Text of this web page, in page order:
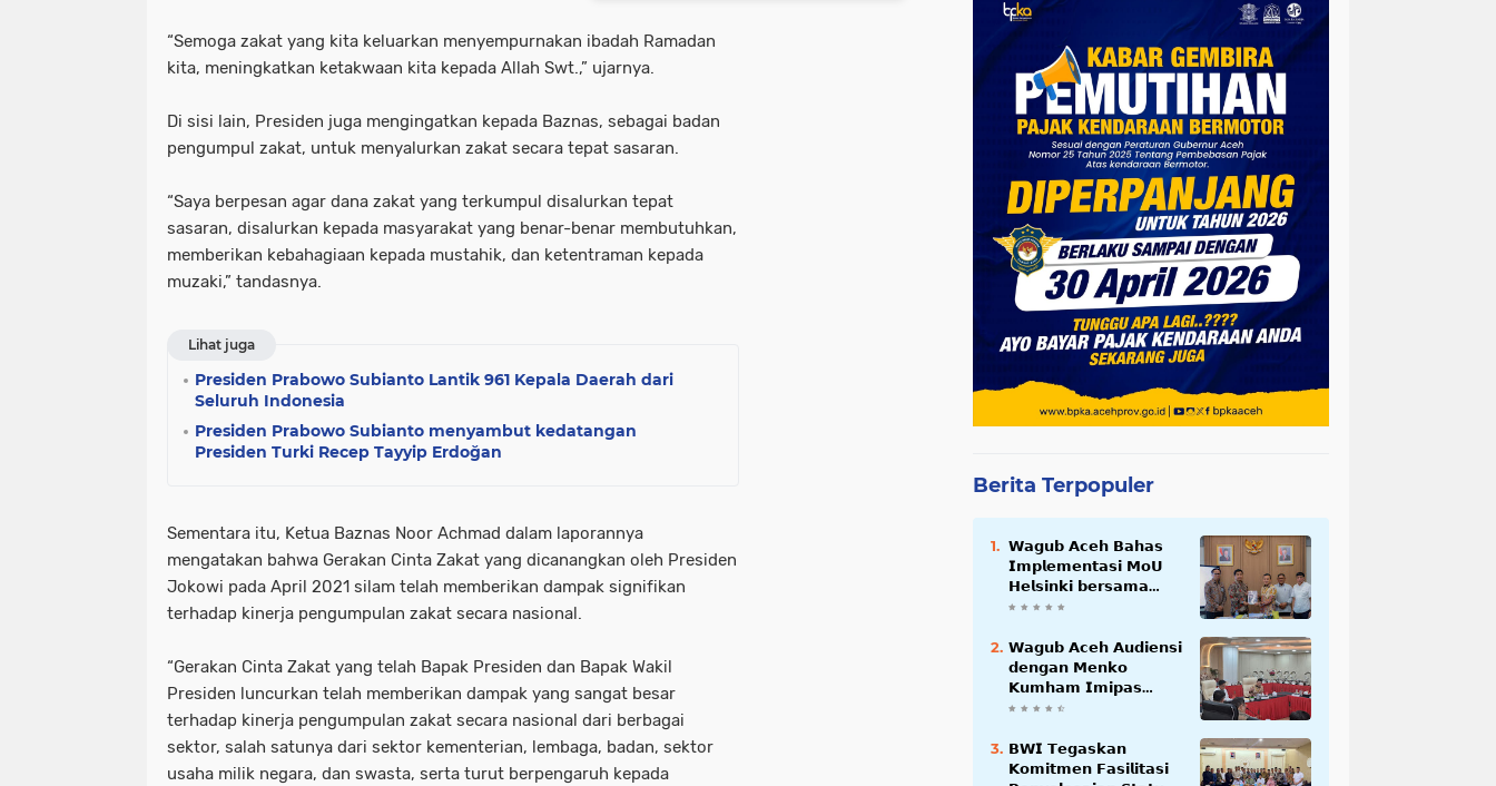
“Semoga zakat yang kita keluarkan menyempurnakan ibadah Ramadan
kita, meningkatkan ketakwaan kita kepada Allah Swt.,” ujarnya.
Di sisi lain, Presiden juga mengingatkan kepada Baznas, sebagai badan
pengumpul zakat, untuk menyalurkan zakat secara tepat sasaran.
“Saya berpesan agar dana zakat yang terkumpul disalurkan tepat
sasaran, disalurkan kepada masyarakat yang benar-benar membutuhkan,
memberikan kebahagiaan kepada mustahik, dan ketentraman kepada
muzaki,” tandasnya.
Lihat juga
Presiden Prabowo Subianto Lantik 961 Kepala Daerah dari
Seluruh Indonesia
Presiden Prabowo Subianto menyambut kedatangan
Presiden Turki Recep Tayyip Erdoğan
Sementara itu, Ketua Baznas Noor Achmad dalam laporannya
mengatakan bahwa Gerakan Cinta Zakat yang dicanangkan oleh Presiden
Jokowi pada April 2021 silam telah memberikan dampak signifikan
terhadap kinerja pengumpulan zakat secara nasional.
“Gerakan Cinta Zakat yang telah Bapak Presiden dan Bapak Wakil
Presiden luncurkan telah memberikan dampak yang sangat besar
terhadap kinerja pengumpulan zakat secara nasional dari berbagai
sektor, salah satunya dari sektor kementerian, lembaga, badan, sektor
usaha milik negara, dan swasta, serta turut berpengaruh kepada
Berita Terpopuler
𝗪𝗮𝗴𝘂𝗯 𝗔𝗰𝗲𝗵 𝗕𝗮𝗵𝗮𝘀
𝗜𝗺𝗽𝗹𝗲𝗺𝗲𝗻𝘁𝗮𝘀𝗶 𝗠𝗼𝗨
𝗛𝗲𝗹𝘀𝗶𝗻𝗸𝗶 𝗯𝗲𝗿𝘀𝗮𝗺𝗮
𝗦𝗲𝗸𝗿𝗲𝘁𝗮𝗿𝗶𝗮𝘁 𝗡𝗲𝗴𝗮𝗿𝗮
𝗪𝗮𝗴𝘂𝗯 𝗔𝗰𝗲𝗵 𝗔𝘂𝗱𝗶𝗲𝗻𝘀𝗶
𝗱𝗲𝗻𝗴𝗮𝗻 𝗠𝗲𝗻𝗸𝗼
𝗞𝘂𝗺𝗵𝗮𝗺 𝗜𝗺𝗶𝗽𝗮𝘀
𝗧𝗲𝗿𝗸𝗮𝗶𝘁 𝗦𝘁𝗮𝘁𝘂𝘀 𝗪𝗮𝗸𝗮𝗳
𝗕𝗪𝗜 𝗧𝗲𝗴𝗮𝘀𝗸𝗮𝗻
𝗞𝗼𝗺𝗶𝘁𝗺𝗲𝗻 𝗙𝗮𝘀𝗶𝗹𝗶𝘁𝗮𝘀𝗶